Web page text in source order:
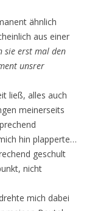
ähnlich
aus einer
sie erst mal den
unsrer
ließ, alles auch
meinerseits
hin plapperte…
geschult
nicht
mich dabei